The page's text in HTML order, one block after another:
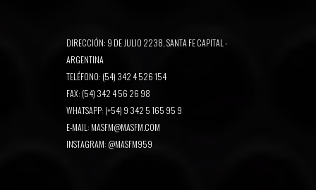
DIRECCIÓN: 9 DE JULIO 2238, SANTA FE CAPITAL -
ARGENTINA
TELÉFONO: (54) 342 4 526 154
FAX: (54) 342 4 56 26 98
WHATSAPP: (+54) 9 342 5 165 95 9
E-MAIL: MASFM@MASFM.COM
INSTAGRAM: @MASFM959